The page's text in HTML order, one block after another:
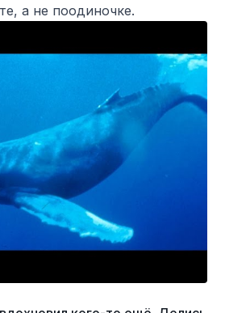
а не поодиночке.